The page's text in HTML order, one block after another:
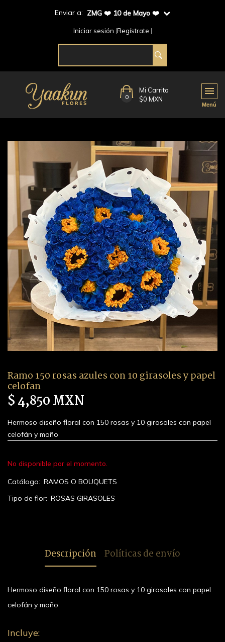
Enviar a: ZMG ❤️ 10 de Mayo ❤️
Iniciar sesión Regístrate
0
Mi Carrito
$0 MXN
Ramo 150 rosas azules con 10 girasoles y papel
celofan
$ 4,850 MXN
Hermoso diseño floral con 150 rosas y 10 girasoles con papel
celofán y moño
No disponible por el momento.
Catálogo: RAMOS O BOUQUETS
Tipo de flor: ROSAS GIRASOLES
Descripción Políticas de envío
Hermoso diseño floral con 150 rosas y 10 girasoles con papel
celofán y moño
Incluye: